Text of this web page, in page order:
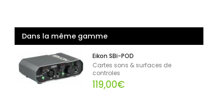
Dans la même gamme
Eikon SBi-POD
Cartes sons & surfaces de
controles
119,00€